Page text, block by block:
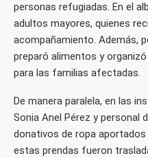
personas refugiadas. En el
adultos mayores, quienes
acompañamiento. Además,
preparó alimentos y
para las familias afectadas.
De manera paralela, en las
Sonia Anel Pérez y personal
donativos de ropa aportados
estas prendas fueron